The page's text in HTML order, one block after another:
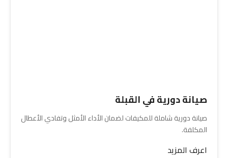
صيانة دورية في القبلة
صيانة دورية شاملة للمكيفات لضمان الأداء الأمثل وتفادي الأعطال
المكلفة.
اعرف المزيد